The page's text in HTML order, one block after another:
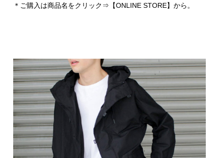
＊ご購入は商品名をクリック⇒【ONLINE STORE】から。